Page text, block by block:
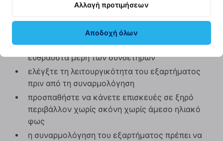
Για τη συναρμολόγηση ή την αποσυναρμολόγηση
απαιτούνται ειδικά εργαλεία, τα οποία μπορείτε
να βρείτε στην προσφορά μας
κατά τη συναρμολόγηση, δώστε προσοχή στα
εύθραυστα μέρη των συνδετήρων
ελέγξτε τη λειτουργικότητα του εξαρτήματος
πριν από τη συναρμολόγηση
προσπαθήστε να κάνετε επισκευές σε ξηρό
περιβάλλον χωρίς σκόνη χωρίς άμεσο ηλιακό
φως
η συναρμολόγηση του εξαρτήματος πρέπει να
Αλλαγή προτιμήσεων
Αποδοχή όλων